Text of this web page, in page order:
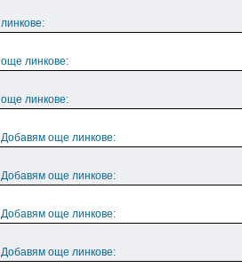
линкове:
още линкове:
още линкове:
Добавям още линкове:
Добавям още линкове:
Добавям още линкове:
Добавям още линкове: